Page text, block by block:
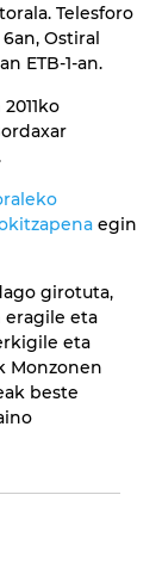
Telesforo
Ostiral
ETB-1-an.
egin
girotuta,
eragile eta
eta
Monzonen
beste